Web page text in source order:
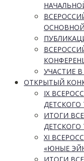
УЧАСТИЕ
ОТКРЫТЫЙ
IX
ДЕТСКОГО
ИТОГИ
ДЕТСКОГО
XI
«ЮНЫЕ